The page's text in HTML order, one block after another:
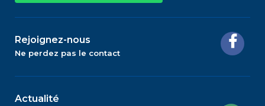
Rejoignez-nous
Ne perdez pas le contact
Actualité